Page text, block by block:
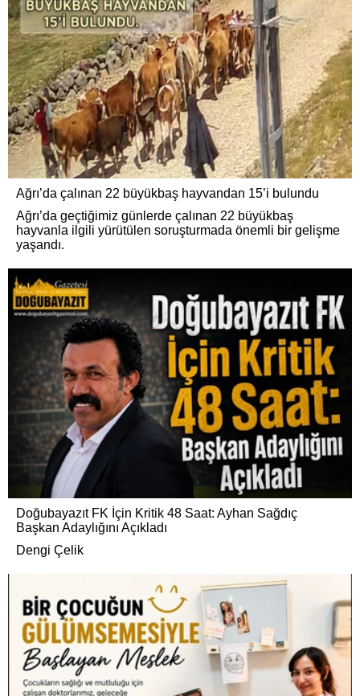
Ağrı’da çalınan 22 büyükbaş hayvandan 15’i bulundu
Ağrı’da geçtiğimiz günlerde çalınan 22 büyükbaş
hayvanla ilgili yürütülen soruşturmada önemli bir gelişme
yaşandı.
Doğubayazıt FK İçin Kritik 48 Saat: Ayhan Sağdıç
Başkan Adaylığını Açıkladı
Dengi Çelik